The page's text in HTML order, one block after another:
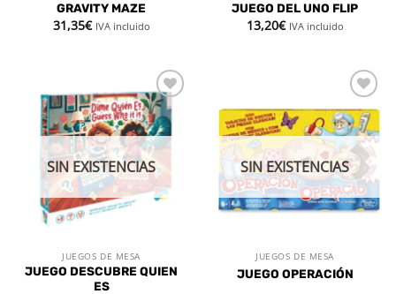
GRAVITY MAZE
31,35€ IVA incluido
JUEGO DEL UNO FLIP
13,20€ IVA incluido
Añadir
a la
lista de
deseos
SIN EXISTENCIAS
JUEGOS DE MESA
JUEGO DESCUBRE QUIEN
ES
Añadir
a la
lista de
deseos
SIN EXISTENCIAS
JUEGOS DE MESA
JUEGO OPERACIÓN